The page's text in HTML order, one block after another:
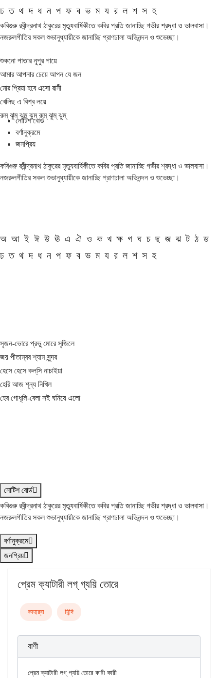
ঢ ত থ দ ধ ন প ফ ব ভ ম য র ল শ স হ
কবিগুরু রবীন্দ্রনাথ ঠাকুরের মৃত্যুবার্ষিকীতে কবির প্রতি জানাচ্ছি গভীর শ্রদ্ধা ও ভালবাসা।
নজরুলগীতির সকল শুভানুধ্যায়ীকে জানাচ্ছি প্রাণঢালা অভিনন্দন ও শুভেচ্ছা।
শুকনো পাতার নূপুর পায়ে
আমার আপনার চেয়ে আপন যে জন
মোর প্রিয়া হবে এসো রানী
খেলিছ এ বিশ্ব লয়ে
রুম্ ঝুম্ ঝুম্ ঝুম্ রুম্ ঝুম্ ঝুম্
নোটিশ বোর্ড
বর্ণানুক্রমে
জনপ্রিয়
কবিগুরু রবীন্দ্রনাথ ঠাকুরের মৃত্যুবার্ষিকীতে কবির প্রতি জানাচ্ছি গভীর শ্রদ্ধা ও ভালবাসা।
নজরুলগীতির সকল শুভানুধ্যায়ীকে জানাচ্ছি প্রাণঢালা অভিনন্দন ও শুভেচ্ছা।
অ আ ই ঈ উ ঊ এ ঐ ও ক খ ক্ষ গ ঘ চ ছ জ ঝ ট ঠ ড
ঢ ত থ দ ধ ন প ফ ব ভ ম য র ল শ স হ
সৃজন-ভোরে প্রভু মোরে সৃজিলে
জয় পীতাম্বর শ্যাম সুন্দর
হেসে হেসে কল্‌সি নাচাইয়া
হেরি আজ শূন্য নিখিল
হের গোধূলি-বেলা সই ঘনিয়ে এলো
নোটিশ বোর্ড
কবিগুরু রবীন্দ্রনাথ ঠাকুরের মৃত্যুবার্ষিকীতে কবির প্রতি জানাচ্ছি গভীর শ্রদ্ধা ও ভালবাসা।
নজরুলগীতির সকল শুভানুধ্যায়ীকে জানাচ্ছি প্রাণঢালা অভিনন্দন ও শুভেচ্ছা।
বর্ণানুক্রমে
জনপ্রিয়
প্রেম ক্যাটারী লগ্‌ গ্যয়ি তোরে
কাহার্‌বা হিন্দি
বাণী
প্রেম ক্যাটারী লগ্‌ গ্যয়ি তোরে কারী কারী